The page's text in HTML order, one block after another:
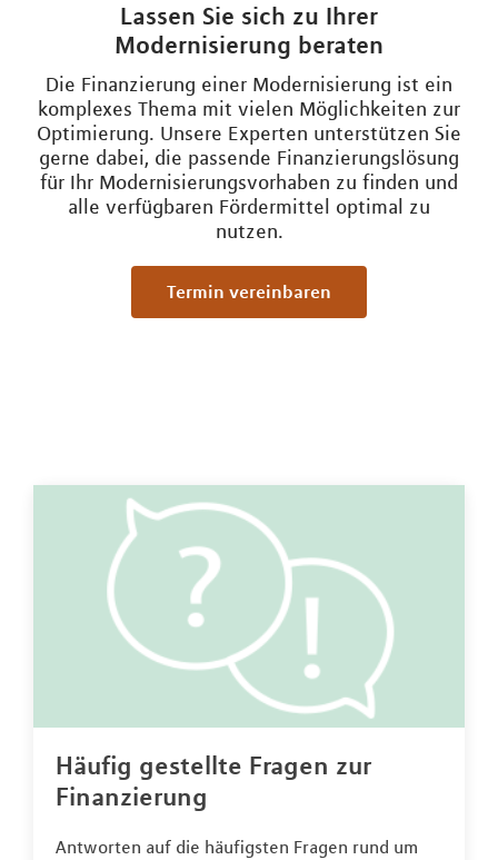
Lassen Sie sich zu Ihrer
Modernisierung beraten
Die Finanzierung einer Modernisierung ist ein
komplexes Thema mit vielen Möglichkeiten zur
Optimierung. Unsere Experten unterstützen Sie
gerne dabei, die passende Finanzierungslösung
für Ihr Modernisierungsvorhaben zu finden und
alle verfügbaren Fördermittel optimal zu
nutzen.
Termin vereinbaren
Häufig gestellte Fragen zur
Finanzierung
Antworten auf die häufigsten Fragen rund um